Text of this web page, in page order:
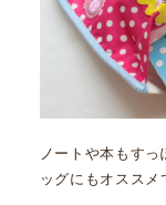
ノートや本もす
ッグにもオススメ